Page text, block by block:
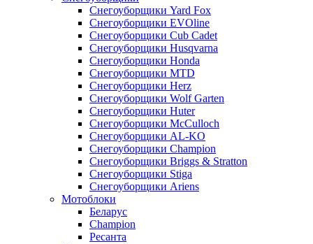
Снегоуборщики Yard Fox
Снегоуборщики EVOline
Снегоуборщики Cub Cadet
Снегоуборщики Husqvarna
Снегоуборщики Honda
Снегоуборщики MTD
Снегоуборщики Herz
Снегоуборщики Wolf Garten
Снегоуборщики Huter
Снегоуборщики McCulloch
Снегоуборщики AL-KO
Снегоуборщики Champion
Снегоуборщики Briggs & Stratton
Снегоуборщики Stiga
Снегоуборщики Ariens
Мотоблоки
Беларус
Champion
Ресанта